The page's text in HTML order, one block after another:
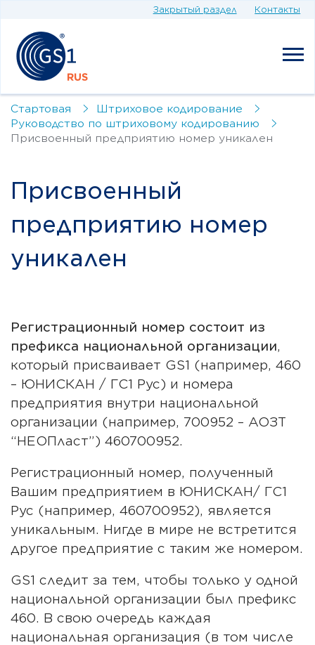
Закрытый раздел Контакты
Стартовая
Штриховое кодирование
Руководство по штриховому кодированию
Присвоенный предприятию номер уникален
Присвоенный
предприятию номер
уникален
Регистрационный номер состоит из
префикса национальной организации,
который присваивает GS1 (например, 460
– ЮНИСКАН / ГС1 Рус) и номера
предприятия внутри национальной
организации (например, 700952 – АОЗТ
“НЕОПласт”) 460700952.
Регистрационный номер, полученный
Вашим предприятием в ЮНИСКАН/ ГС1
Рус (например, 460700952), является
уникальным. Нигде в мире не встретится
другое предприятие с таким же номером.
GS1 следит за тем, чтобы только у одной
национальной организации был префикс
460. В свою очередь каждая
национальная организация (в том числе